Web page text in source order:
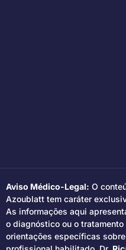
Aviso Médico-Legal: O
Azoublatt tem caráter
As informações aqui
o diagnóstico ou o
orientações específicas